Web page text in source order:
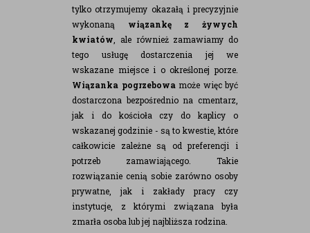
tylko otrzymujemy okazałą i precyzyjnie
wykonaną wiązankę z żywych
kwiatów , ale również zamawiamy do
tego usługę dostarczenia jej we
wskazane miejsce i o określonej porze.
Wiązanka pogrzebowa może więc być
dostarczona bezpośrednio na cmentarz,
jak i do kościoła czy do kaplicy o
wskazanej godzinie - są to kwestie, które
całkowicie zależne są od preferencji i
potrzeb zamawiającego. Takie
rozwiązanie cenią sobie zarówno osoby
prywatne, jak i zakłady pracy czy
instytucje, z którymi związana była
zmarła osoba lub jej najbliższa rodzina.